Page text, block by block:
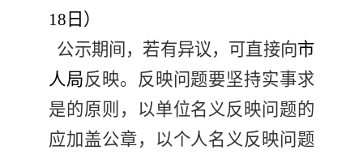
18 日）
公示期间， 若有异议，可直接向市
人局反映。反映问题要坚持实事求
是的原则，以单位名义反映问题的
应加盖公章，以个人名义反映问题